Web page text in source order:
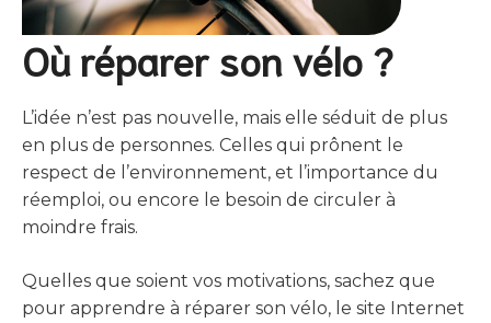
Où réparer son vélo ?
L’idée n’est pas nouvelle, mais elle séduit de plus
en plus de personnes. Celles qui prônent le
respect de l’environnement, et l’importance du
réemploi, ou encore le besoin de circuler à
moindre frais.
Quelles que soient vos motivations, sachez que
pour apprendre à réparer son vélo, le site Internet